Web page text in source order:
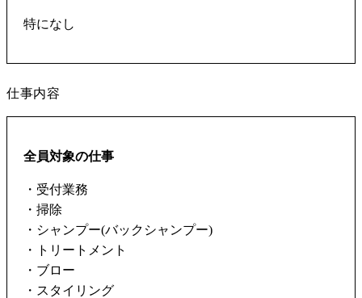
仕事内容
全員対象の仕事
・受付業務
・掃除
・シャンプー(バックシャンプー)
・トリートメント
・ブロー
・スタイリング